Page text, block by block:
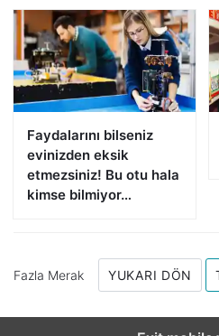
Faydalarını bilseniz
evinizden eksik
etmezsiniz! Bu otu hala
kimse bilmiyor…
Fazla Merak YUKARI DÖN